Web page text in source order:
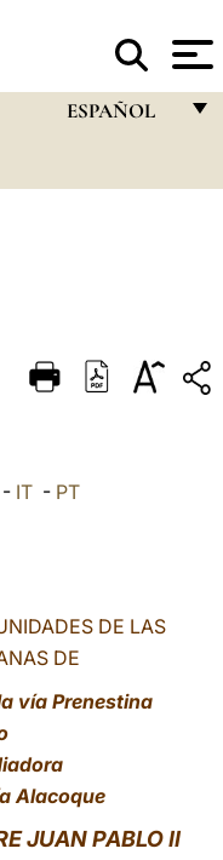
ESPAÑOL
DEUTSCH
العربيّة - IT - PT
DE LAS
DE
vía Prenestina
Alacoque
JUAN PABLO II